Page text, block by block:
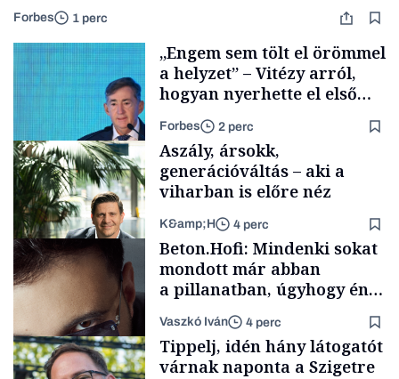
Forbes 1 perc
Elszámoltatás
„Engem sem tölt el örömmel
a helyzet” – Vitézy arról,
hogyan nyerhette el első
tenderét Mészárosék cége a
Tisza-kormány alatt
Forbes 2 perc
TÁMOGATÓI
TARTALOM
Aszály, ársokk,
generációváltás – aki a
viharban is előre néz
K&amp;H 4 perc
Beton.Hofi: Mindenki sokat
mondott már abban
a pillanatban, úgyhogy én
a legsarkosabb
gondolataimat akartam
kimondani
Vaszkó Iván 4 perc
Tippelj, idén hány látogatót
várnak naponta a Szigetre